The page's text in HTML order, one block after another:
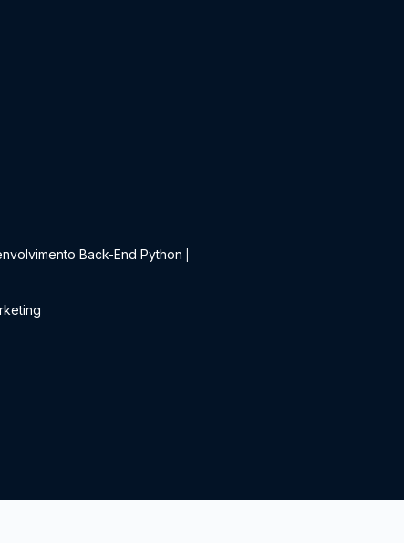
Back-End Python